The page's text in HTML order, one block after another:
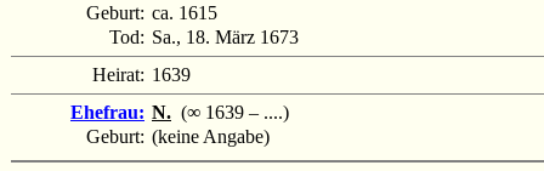
Geburt: ca. 1615
Tod: Sa., 18. März 1673
Heirat: 1639
Ehefrau: N. (∞ 1639 – ....)
Geburt: (keine Angabe)